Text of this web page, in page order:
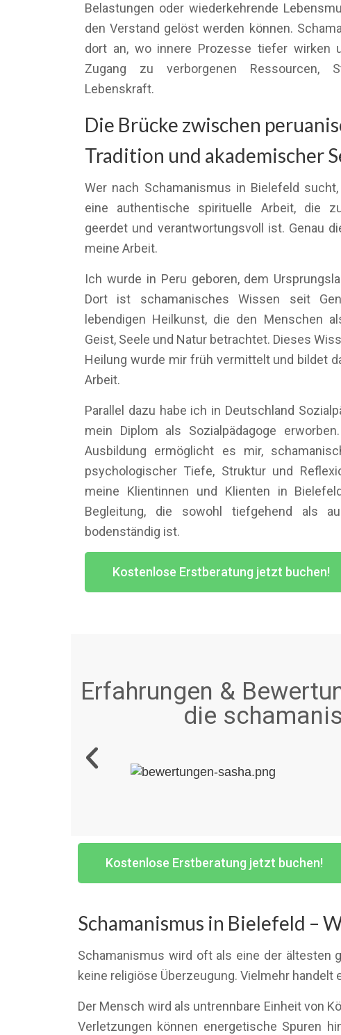
Belastungen oder wiederkehrende
den Verstand gelöst werden können.
dort an, wo innere Prozesse tiefer wirken
Zugang zu verborgenen Ressourcen,
Lebenskraft.
Die Brücke zwischen
Tradition und akademischer
Wer nach Schamanismus in Bielefeld
eine authentische spirituelle Arbeit, die
geerdet und verantwortungsvoll ist. Genau
meine Arbeit.
Ich wurde in Peru geboren, dem
Dort ist schamanisches Wissen seit
lebendigen Heilkunst, die den Menschen
Geist, Seele und Natur betrachtet. Dieses
Heilung wurde mir früh vermittelt und bildet
Arbeit.
Parallel dazu habe ich in Deutschland
mein Diplom als Sozialpädagoge
Ausbildung ermöglicht es mir,
psychologischer Tiefe, Struktur und
meine Klientinnen und Klienten in
Begleitung, die sowohl tiefgehend als
bodenständig ist.
Kostenlose Erstberatung jetzt buchen!
Erfahrungen &
die
Kostenlose Erstberatung jetzt buchen!
Schamanismus in Bielefeld –
Schamanismus wird oft als eine der ältesten
keine religiöse Überzeugung. Vielmehr
Der Mensch wird als untrennbare Einheit von
Verletzungen können energetische Spuren